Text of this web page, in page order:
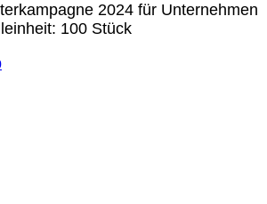
2024 für Unternehmen
100 Stück